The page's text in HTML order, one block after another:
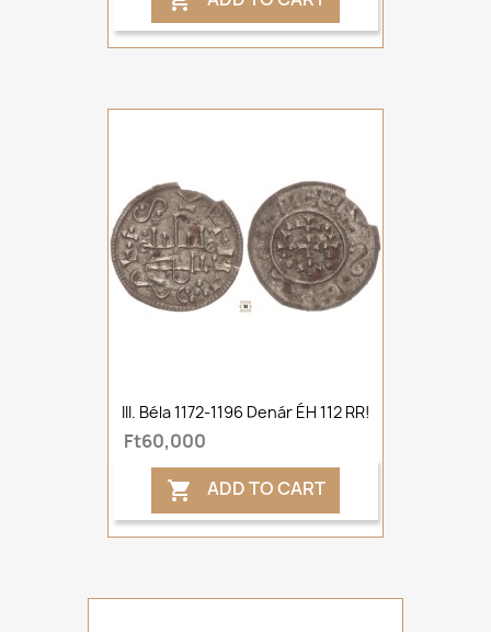
III. Béla 1172-1196 Denár ÉH 112 RR!
Ft60,000
 ADD TO CART